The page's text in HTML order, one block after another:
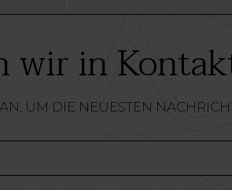
wir in
UM DIE NEUESTEN